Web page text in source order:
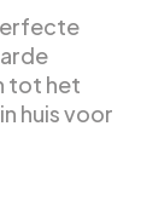
tot het
huis voor